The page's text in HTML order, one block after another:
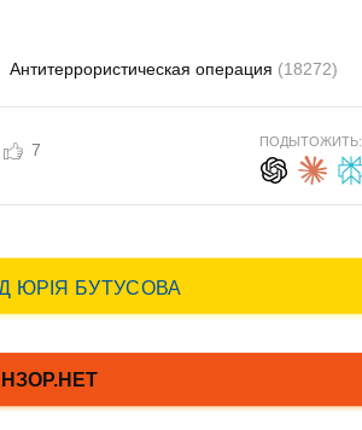
Антитеррористическая операция (18272)
7 ПОДЫТОЖИТЬ: